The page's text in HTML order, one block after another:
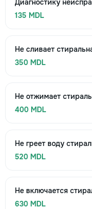
Диагностику
135 MDL
Не сливает
350 MDL
Не отжимает
400 MDL
Не греет воду
520 MDL
Не включается
630 MDL